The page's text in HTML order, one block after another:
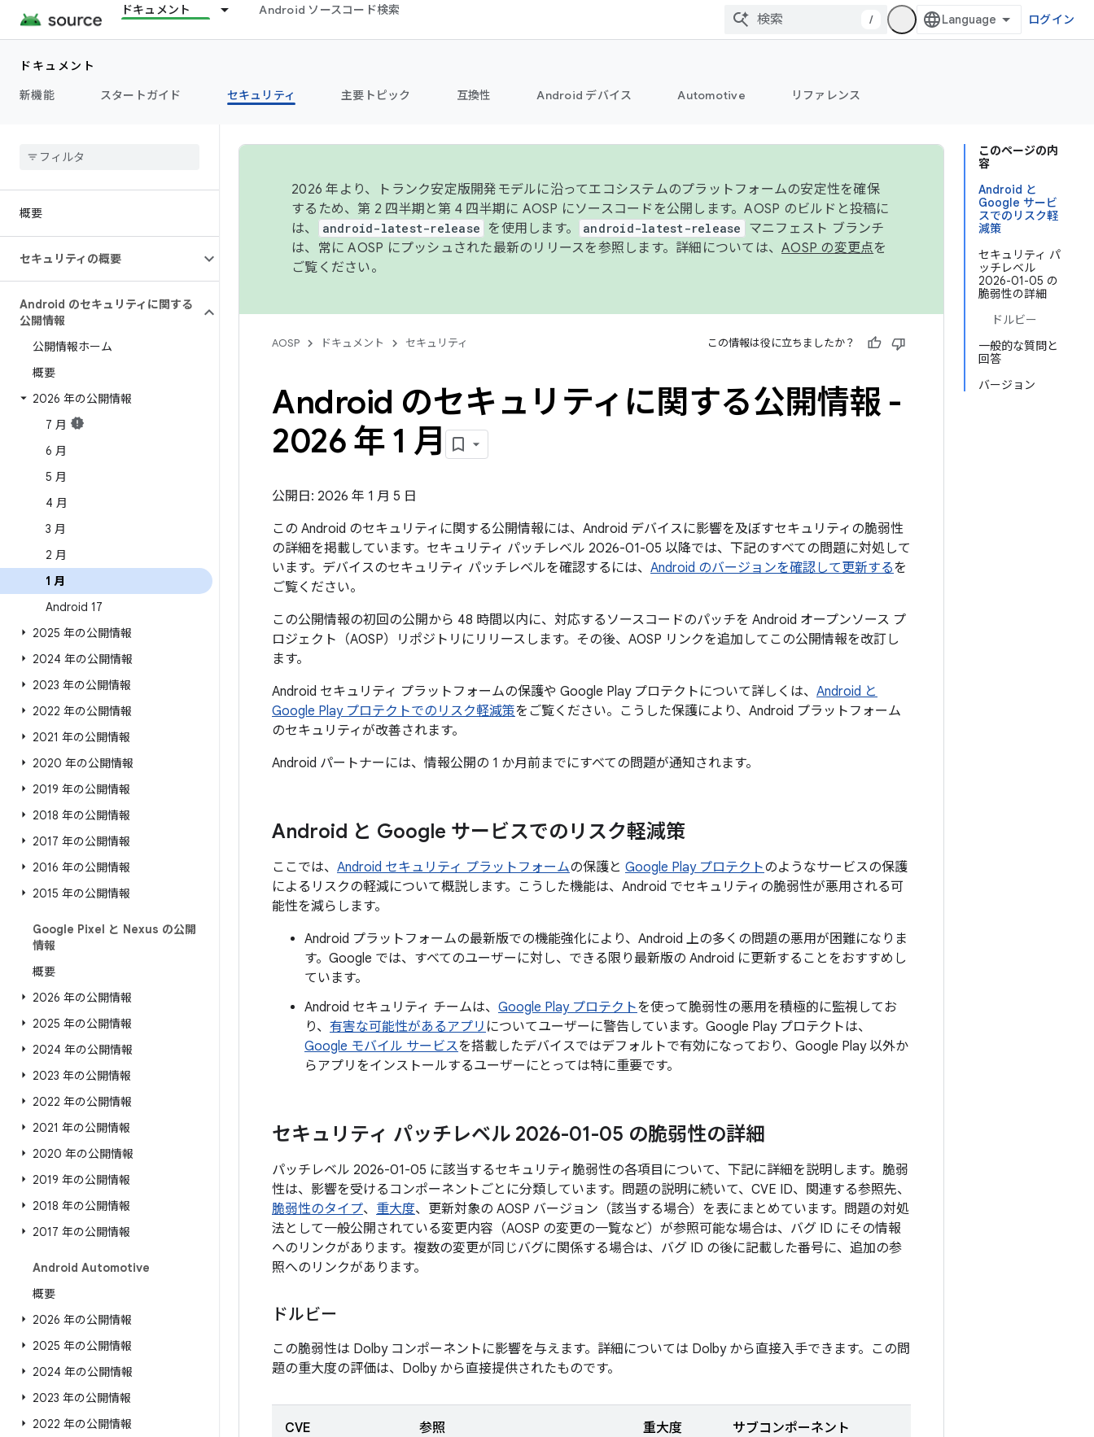
ドキュメント Android ソースコード検索
/ ログイン
ドキュメント
新機能
スタートガイド セキュリティ 主要トピック 互換性 Android デバイス Automotive リファレンス
概要
セキュリティの概要
Android のセキュリティに関する
公開情報
公開情報ホーム
概要
2026 年の公開情報
7 月
6 月
5 月
4 月
3 月
2 月
1 月
Android 17
2025 年の公開情報
2024 年の公開情報
2023 年の公開情報
2022 年の公開情報
2021 年の公開情報
2020 年の公開情報
2019 年の公開情報
2018 年の公開情報
2017 年の公開情報
2016 年の公開情報
2015 年の公開情報
Google Pixel と Nexus の公開
情報
概要
2026 年の公開情報
2025 年の公開情報
2024 年の公開情報
2023 年の公開情報
2022 年の公開情報
2021 年の公開情報
2020 年の公開情報
2019 年の公開情報
2018 年の公開情報
2017 年の公開情報
Android Automotive
概要
2026 年の公開情報
2025 年の公開情報
2024 年の公開情報
2023 年の公開情報
2022 年の公開情報
このページの内
容
Android と
Google サービ
スでのリスク軽
減策
セキュリティ パ
ッチレベル
2026-01-05 の
脆弱性の詳細
ドルビー
一般的な質問と
回答
バージョン
2026 年より、トランク安定版開発モデルに沿ってエコシステムのプラットフォームの安定性を確保
するため、第 2 四半期と第 4 四半期に AOSP にソースコードを公開します。AOSP のビルドと投稿に
は、
android-latest-release を使用します。 android-latest-release
マニフェスト ブランチ
は、常に AOSP にプッシュされた最新のリリースを参照します。詳細については、 AOSP の変更点を
ご覧ください。
AOSP ドキュメント セキュリティ この情報は役に立ちましたか？
Android のセキュリティに関する公開情報 -
2026 年 1 月
公開日: 2026 年 1 月 5 日
この Android のセキュリティに関する公開情報には、Android デバイスに影響を及ぼすセキュリティの脆弱性
の詳細を掲載しています。セキュリティ パッチレベル 2026-01-05 以降では、下記のすべての問題に対処して
います。デバイスのセキュリティ パッチレベルを確認するには、 Android のバージョンを確認して更新するを
ご覧ください。
この公開情報の初回の公開から 48 時間以内に、対応するソースコードのパッチを Android オープンソース プ
ロジェクト（AOSP）リポジトリにリリースします。その後、AOSP リンクを追加してこの公開情報を改訂し
ます。
Android セキュリティ プラットフォームの保護や Google Play プロテクトについて詳しくは、 Android と
Google Play プロテクトでのリスク軽減策をご覧ください。こうした保護により、Android プラットフォーム
のセキュリティが改善されます。
Android パートナーには、情報公開の 1 か月前までにすべての問題が通知されます。
Android と Google サービスでのリスク軽減策
ここでは、 Android セキュリティ プラットフォームの保護と Google Play プロテクトのようなサービスの保護
によるリスクの軽減について概説します。こうした機能は、Android でセキュリティの脆弱性が悪用される可
能性を減らします。
Android プラットフォームの最新版での機能強化により、Android 上の多くの問題の悪用が困難になりま
す。Google では、すべてのユーザーに対し、できる限り最新版の Android に更新することをおすすめし
ています。
Android セキュリティ チームは、 Google Play プロテクトを使って脆弱性の悪用を積極的に監視してお
り、 有害な可能性があるアプリ についてユーザーに警告しています。Google Play プロテクトは、
Google モバイル サービスを搭載したデバイスではデフォルトで有効になっており、Google Play 以外か
らアプリをインストールするユーザーにとっては特に重要です。
セキュリティ パッチレベル 2026-01-05 の脆弱性の詳細
パッチレベル 2026-01-05 に該当するセキュリティ脆弱性の各項目について、下記に詳細を説明します。脆弱
性は、影響を受けるコンポーネントごとに分類しています。問題の説明に続いて、CVE ID、関連する参照先、
脆弱性のタイプ、 重大度、更新対象の AOSP バージョン（該当する場合）を表にまとめています。問題の対処
法として一般公開されている変更内容（AOSP の変更の一覧など）が参照可能な場合は、バグ ID にその情報
へのリンクがあります。複数の変更が同じバグに関係する場合は、バグ ID の後に記載した番号に、追加の参
照へのリンクがあります。
ドルビー
この脆弱性は Dolby コンポーネントに影響を与えます。詳細については Dolby から直接入手できます。この問
題の重大度の評価は、Dolby から直接提供されたものです。
CVE 参照 重大度 サブコンポーネント